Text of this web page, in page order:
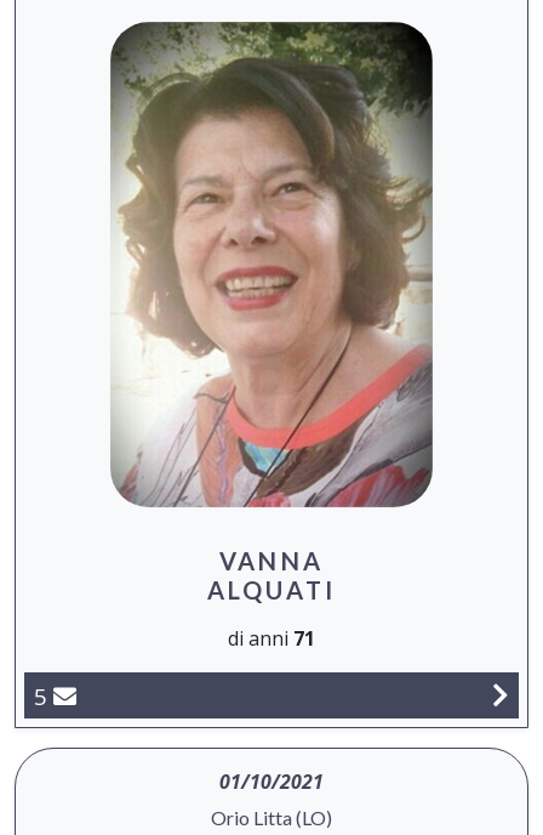
VANNA
ALQUATI
di anni 71
5
01/10/2021
Orio Litta (LO)